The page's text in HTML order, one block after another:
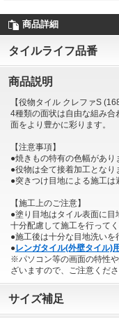
商品詳細
タイルライフ品番
商品説明
【役物タイル クレファS
4種類の面状は自由な組み
面をより豊かに彩ります。
【注意事項】
●焼きもの特有の色幅があり
●役物は全て接着加工となり
●突きつけ目地による施工は
【施工上のご注意】
●塗り目地はタイル表面に目
十分配慮して施工を行ってく
●施工後は十分な目地洗いを
●レンガタイル(外壁タイル)
※パソコン等の画面の特性
ざいますので、ご注意くださ
サイズ補足